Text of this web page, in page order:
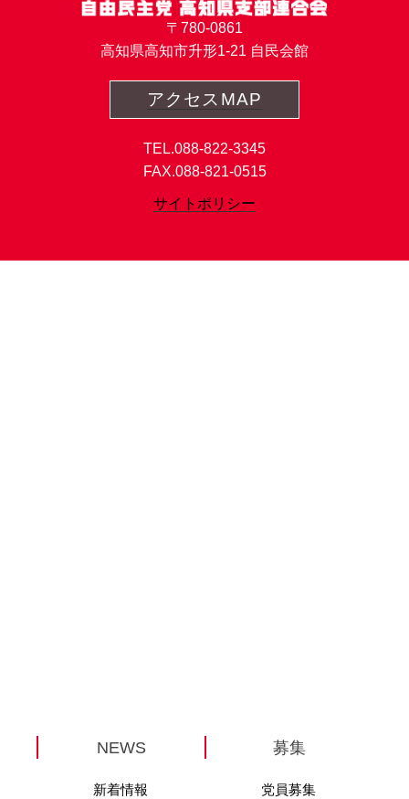
〒780-0861
高知県高知市升形1-21 自民会館
アクセスMAP
TEL.088-822-3345
FAX.088-821-0515
サイトポリシー
NEWS
新着情報
募集
党員募集